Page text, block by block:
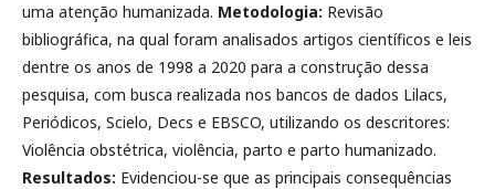
uma atenção humanizada. Metodologia: Revisão
bibliográfica, na qual foram analisados artigos científicos e leis
dentre os anos de 1998 a 2020 para a construção dessa
pesquisa, com busca realizada nos bancos de dados Lilacs,
Periódicos, Scielo, Decs e EBSCO, utilizando os descritores:
Violência obstétrica, violência, parto e parto humanizado.
Resultados: Evidenciou-se que as principais consequências